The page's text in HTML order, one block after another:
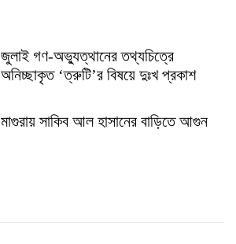
জুলাই গণ-অভ্যুত্থানের তথ্যচিত্রে
অনিচ্ছাকৃত ‘ত্রুটি’র বিষয়ে দুঃখ প্রকাশ
মাগুরায় সাকিব আল হাসানের বাড়িতে আগুন